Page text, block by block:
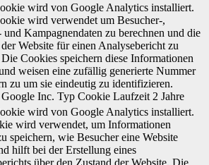
wird von Google Analytics installiert.
wird verwendet um Besucher-,
und Kampagnendaten zu berechnen und die
Website für einen Analysebericht zu
Die Cookies speichern diese Informationen
weisen eine zufällig generierte Nummer
zu um sie eindeutig zu identifizieren.
Google Inc. Typ Cookie Laufzeit 2 Jahre
wird von Google Analytics installiert.
wird verwendet, um Informationen
speichern, wie Besucher eine Website
hilft bei der Erstellung eines
über den Zustand der Website. Die